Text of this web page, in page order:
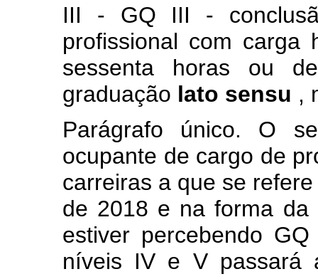
III - GQ III -
profissional com carga
sessenta horas ou
graduação lato sensu ,
Parágrafo único. O
ocupante de cargo de
carreiras a que se
de 2018 e na forma da
estiver percebendo
níveis IV e V passará